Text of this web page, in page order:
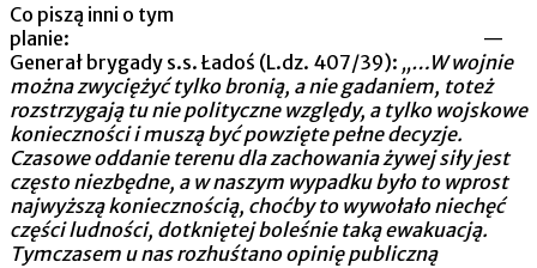
Co piszą inni o tym
planie: —
Generał brygady s.s. Ładoś (L.dz. 407/39): „…W wojnie
można zwyciężyć tylko bronią, a nie gadaniem, toteż
rozstrzygają tu nie polityczne względy, a tylko wojskowe
konieczności i muszą być powzięte pełne decyzje.
Czasowe oddanie terenu dla zachowania żywej siły jest
często niezbędne, a w naszym wypadku było to wprost
najwyższą koniecznością, choćby to wywołało niechęć
części ludności, dotkniętej boleśnie taką ewakuacją.
Tymczasem u nas rozhuśtano opinię publiczną